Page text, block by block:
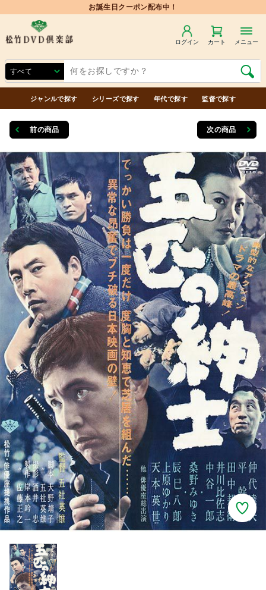
ログイン カート メニュー
ジャンルで探す シリーズで探す 年代で探す 監督で探す
前の商品 次の商品